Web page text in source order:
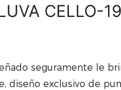
CELLO-
seguramente le
diseño exclusivo de